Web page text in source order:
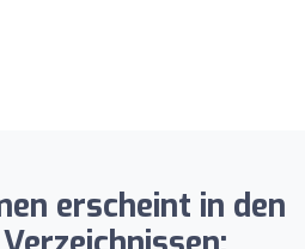
erscheint in den